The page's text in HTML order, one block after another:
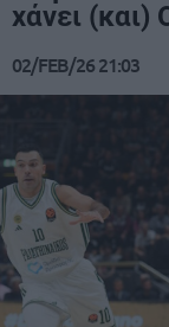
χάνει (και)
02/FEB/26 21:03